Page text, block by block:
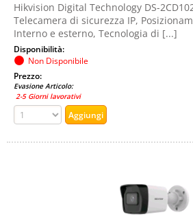
Hikvision Digital Technology DS-
Telecamera di sicurezza IP,
Interno e esterno, Tecnologia di [...]
Disponibilità:
Non Disponibile
Prezzo:
Evasione Articolo:
2-5 Giorni lavorativi